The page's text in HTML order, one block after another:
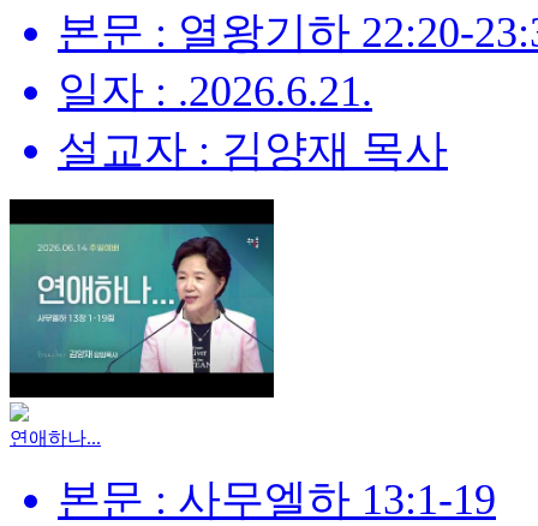
본문 : 열왕기하 22:20-
일자 : .2026.6.21.
설교자 : 김양재 목사
연애하나...
본문 : 사무엘하 13:1-19